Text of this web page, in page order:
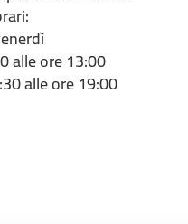
alle ore 13:00
alle ore 19:00